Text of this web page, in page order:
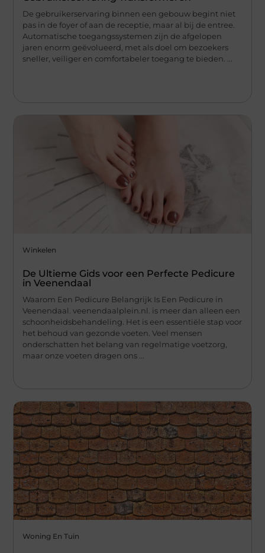
De gebruikerservaring binnen een gebouw begint niet
pas in de foyer of aan de receptie, maar al bij de entree.
Automatische toegangssystemen zijn de afgelopen
jaren enorm geëvolueerd, met als doel om bezoekers
sneller, veiliger en comfortabeler toegang te bieden. ...
Winkelen
De Ultieme Gids voor een Perfecte Pedicure
in Veenendaal
Waarom Een Pedicure Belangrijk Is Een Pedicure in
Veenendaal. veenendaalplein.nl. is meer dan alleen een
schoonheidsbehandeling. Het is een essentiële stap voor
het behoud van gezonde voeten. Veel mensen
onderschatten het belang van regelmatige voetzorg,
maar onze voeten dragen ons ...
Woning En Tuin